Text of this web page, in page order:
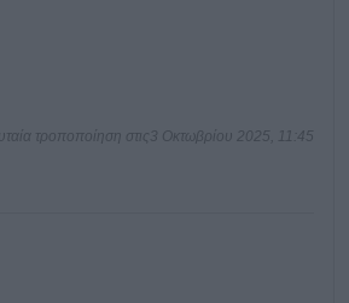
τροποποίηση στις3 Οκτωβρίου 2025, 11:45